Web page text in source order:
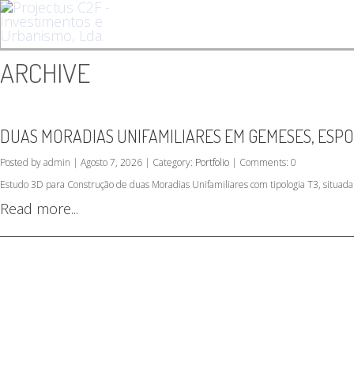
ARCHIVE
DUAS MORADIAS UNIFAMILIARES EM GEMESES,
Posted by admin | Agosto 7, 2026 | Category: Portfolio | Comments: 0
Estudo 3D para Construção de duas Moradias Unifamiliares com tipologia T3,
Read more...